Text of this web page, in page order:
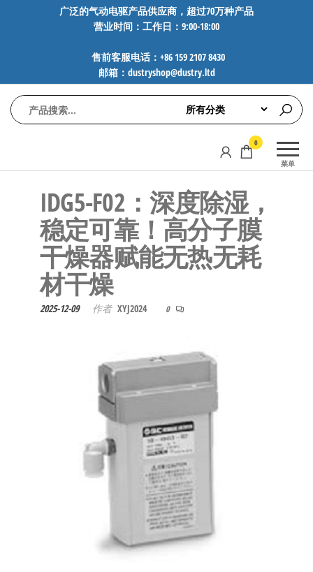
广泛的气动电驱产品供应商，超过70万种产品
营业时间：工作日：9:00-18:00
售前客服电话：+86 159 2107 8430
邮箱：dustryshop@dustry.ltd
动
FESTO、
AVENTICS等
品牌气动
元件，超
过88万种
工业自动
化零部
件，正品
保障，全
菜单
0
IDG5-F02：深度除湿，
稳定可靠！高分子膜
干燥器赋能无热无耗
材干燥
2025-12-09 作者 XYJ2024 0